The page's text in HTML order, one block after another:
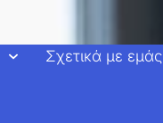
Σχετικά με εμάς